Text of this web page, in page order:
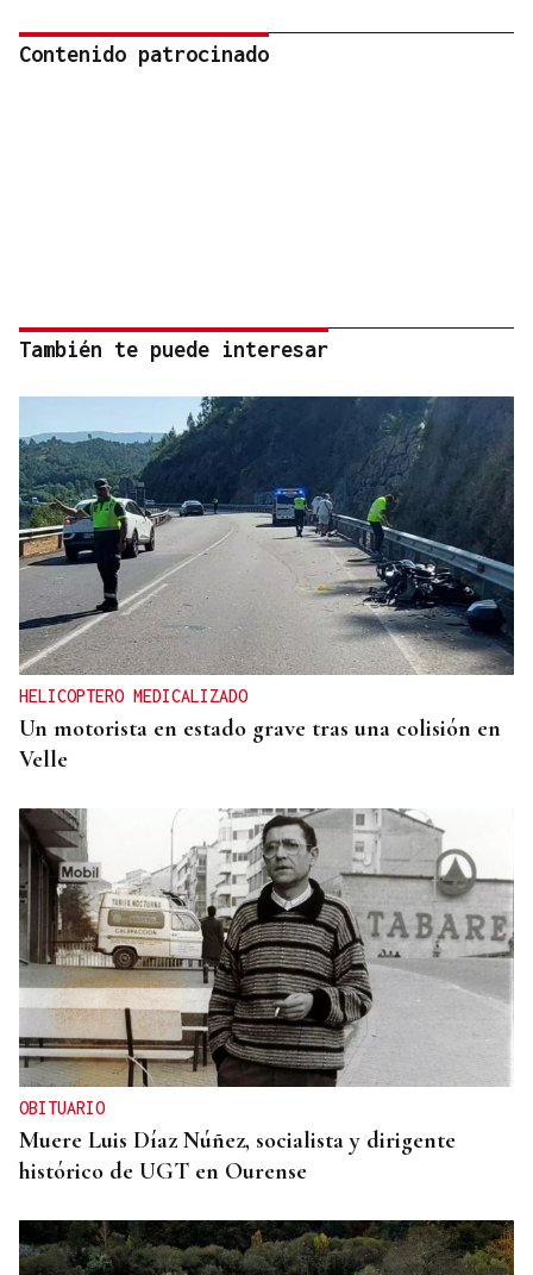
Contenido patrocinado
También te puede interesar
HELICOPTERO MEDICALIZADO
Un motorista en estado grave tras una colisión en
Velle
OBITUARIO
Muere Luis Díaz Núñez, socialista y dirigente
histórico de UGT en Ourense